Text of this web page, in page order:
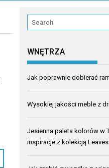
WNĘTRZA
Jak poprawnie dobierać
Wysokiej jakości meble z
Jesienna paleta kolorów w
inspiracje z kolekcją